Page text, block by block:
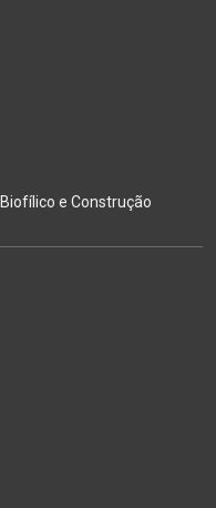
e Construção